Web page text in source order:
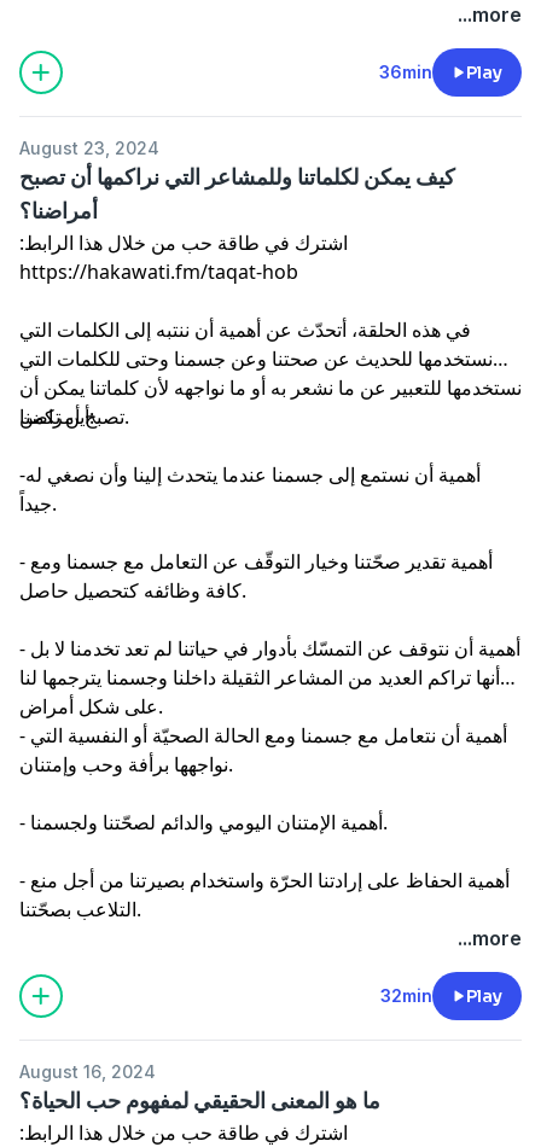
...more
36min Play
August 23, 2024
كيف يمكن لكلماتنا وللمشاعر التي نراكمها أن تصبح
أمراضنا؟
اشترك في طاقة حب من خلال هذا الرابط:
في هذه الحلقة، أتحدّث عن أهمية أن ننتبه إلى الكلمات التي
نستخدمها للحديث عن صحتنا وعن جسمنا وحتى للكلمات التي
نستخدمها للتعبير عن ما نشعر به أو ما نواجهه لأن كلماتنا يمكن أن
تصبح أمراضنا.
أين تكمن:
-أهمية أن نستمع إلى جسمنا عندما يتحدث إلينا وأن نصغي له
جيداً.
- أهمية تقدير صحّتنا وخيار التوقّف عن التعامل مع جسمنا ومع
كافة وظائفه كتحصيل حاصل.
- أهمية أن نتوقف عن التمسّك بأدوار في حياتنا لم تعد تخدمنا لا بل
أنها تراكم العديد من المشاعر الثقيلة داخلنا وجسمنا يترجمها لنا
على شكل أمراض.
- أهمية أن نتعامل مع جسمنا ومع الحالة الصحيّة أو النفسية التي
نواجهها برأفة وحب وإمتنان.
- أهمية الإمتنان اليومي والدائم لصحّتنا ولجسمنا.
- أهمية الحفاظ على إرادتنا الحرّة واستخدام بصيرتنا من أجل منع
التلاعب بصحّتنا.
...more
32min Play
August 16, 2024
ما هو المعنى الحقيقي لمفهوم حب الحياة؟
اشترك في طاقة حب من خلال هذا الرابط: